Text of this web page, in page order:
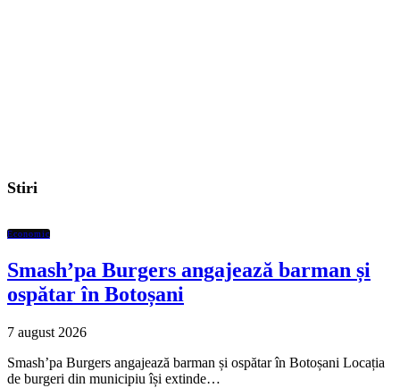
Stiri
Economic
Smash’pa Burgers angajează barman și
ospătar în Botoșani
7 august 2026
Smash’pa Burgers angajează barman și ospătar în Botoșani Locația
de burgeri din municipiu își extinde…